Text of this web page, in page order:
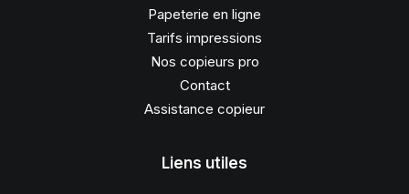
Papeterie en ligne
Tarifs impressions
Nos copieurs pro
Contact
Assistance copieur
Liens utiles